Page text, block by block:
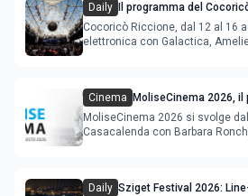
Daily
Il programma del
agosto 2026
Cocoricò Riccione, dal 12 al 16
elettronica con Galactica,
Cinema
MoliseCinema 2026,
MoliseCinema 2026 si svolge
Casacalenda con Barbara
Daily Sziget Festival 2026: